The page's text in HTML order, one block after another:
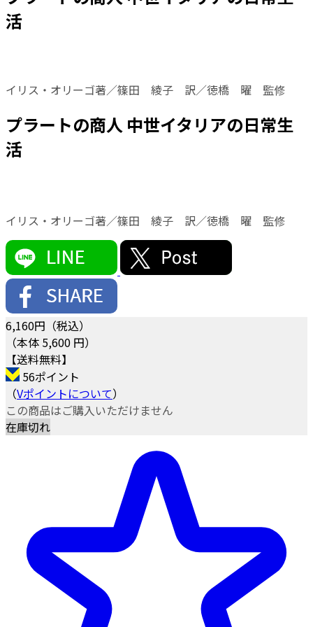
活
イリス・オリーゴ著／篠田 綾子 訳／徳橋 曜 監修
プラートの商人 中世イタリアの日常生
活
イリス・オリーゴ著／篠田 綾子 訳／徳橋 曜 監修
6,160円（税込）
（本体 5,600 円）
【送料無料】
56ポイント
（Vポイントについて）
この商品はご購入いただけません
在庫切れ